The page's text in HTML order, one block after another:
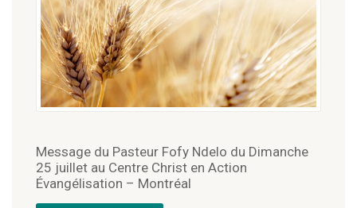
Message du Pasteur Fofy Ndelo du Dimanche
25 juillet au Centre Christ en Action
Évangélisation – Montréal